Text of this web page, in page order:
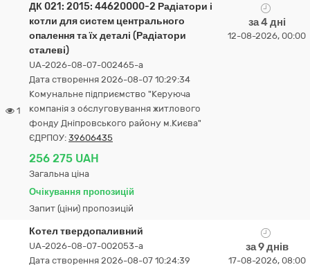
1
ДК 021: 2015: 44620000-2 Радіатори і
котли для систем центрального
опалення та їх деталі (Радіатори
сталеві)
UA-2026-08-07-002465-a
Дата створення 2026-08-07 10:29:34
Комунальне підприємство "Керуюча
компанія з обслуговування житлового
фонду Дніпровського району м.Києва"
ЄДРПОУ: 39606435
256 275 UAH
Загальна ціна
Очікування пропозицій
Запит (ціни) пропозицій
за 4 дні
12-08-2026, 00:00
Котел твердопаливний
UA-2026-08-07-002053-a
Дата створення 2026-08-07 10:24:39
за 9 днів
17-08-2026, 08:00